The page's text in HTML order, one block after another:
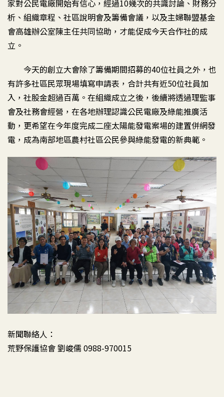
家對公民電廠開始有信心，經過10幾次的共識討論、財務分
析、組織章程、社區說明會及籌備會議，以及主婦聯盟基金
會高雄辦公室陳主任共同協助，才能促成今天合作社的成
立。
今天的創立大會除了籌備期間招募的40位社員之外，也
有許多社區民眾現場填寫申請表，合計共有近50位社員加
入，社股金超過百萬。在組織成立之後，後續將透過理監事
會及社務會經營，在各地辦理認識公民電廠及綠能推廣活
動，更希望在今年度完成二座太陽能發電案場的建置併網發
電，成為南部地區農村社區公民參與綠能發電的新典範。
新聞聯絡人：
荒野保護協會 劉峻儒 0988-970015